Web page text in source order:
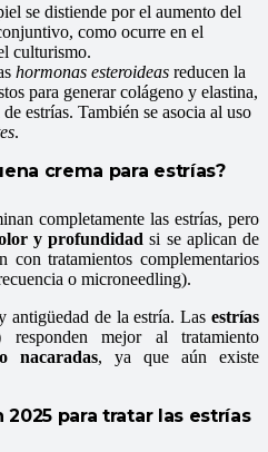
se distiende por el aumento del
como ocurre en el
culturismo.
hormonas esteroideas reducen la
para generar colágeno y elastina,
estrías. También se asocia al uso
.
crema para estrías?
completamente las estrías, pero
y profundidad si se aplican de
con tratamientos complementarios
o microneedling).
antigüedad de la estría. Las estrías
responden mejor al tratamiento
nacaradas, ya que aún existe
para tratar las estrías